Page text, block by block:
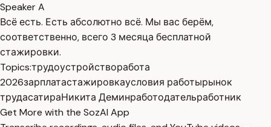
Speaker A
Всё есть. Есть абсолютно всё. Мы вас берём,
соответственно, всего 3 месяца бесплатной
стажировки.
Topics:трудоустройстворабота
2026зарплатастажировкаусловия работырынок
трудасатираНикита Деминработодательработник
Get More with the SozAI App